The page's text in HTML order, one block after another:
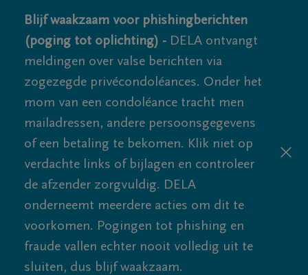
Blijf waakzaam voor phishingberichten
(poging tot oplichting) - DELA ontvangt
meldingen over valse berichten via
zogezegde privécondoléances. Onder het
mom van een condoléance tracht men
mailadressen, andere persoonsgegevens
of een betaling te bekomen. Klik niet op
verdachte links of bijlagen en controleer
de afzender zorgvuldig. DELA
onderneemt meerdere acties om dit te
voorkomen. Pogingen tot phishing en
fraude vallen echter nooit volledig uit te
sluiten, dus blijf waakzaam.